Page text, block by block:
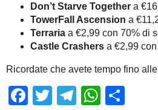
Don’t Starve Together a
TowerFall Ascension a
Terraria a €2,99 con 70% di
Castle Crashers a €2,99
Ricordate che avete tempo fino
Facebook
Twitter
Telegram